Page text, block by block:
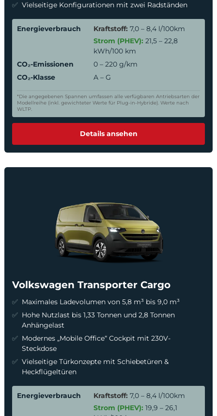
Vielseitige Konfigurationen mit zwei Radständen
Energieverbrauch Kraftstoff: 7,0 – 8,4 l/100km
Strom (PHEV): 21,5 – 22,8
kWh/100 km
CO₂-Emissionen
0 – 220 g/km
CO₂-Klasse
A – G
*Die angegebenen Spannen umfassen alle verfügbaren Antriebsarten der
Modellreihe (inkl. gewichteter Werte für Plug-in-Hybride). Werte nach
WLTP.
Details ansehen
Volkswagen Transporter Cargo
Maximales Ladevolumen von 5,8 m³ bis 9,0 m³
Hohe Nutzlast bis 1,33 Tonnen und 2,8 Tonnen
Anhängelast
Modernes „Mobile Office“ Cockpit mit 230V-
Steckdose
Vielseitige Türkonzepte mit Schiebetüren &
Heckflügeltüren
Energieverbrauch Kraftstoff: 7,0 – 8,4 l/100km
Strom (PHEV): 19,9 – 26,1